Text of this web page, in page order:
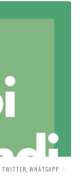
TWITTER, WHATSAPP